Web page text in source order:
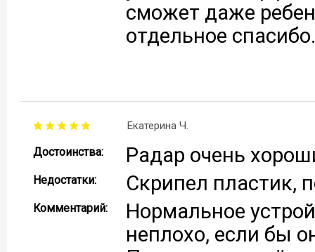
сможет даже
отдельное
Екатерина Ч.
Достоинства: Радар очень
Недостатки: Скрипел пластик,
Комментарий:
Нормальное
неплохо, если бы